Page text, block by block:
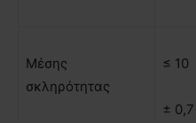
Μέσης
σκληρότητας
≤ 10
± 0,7